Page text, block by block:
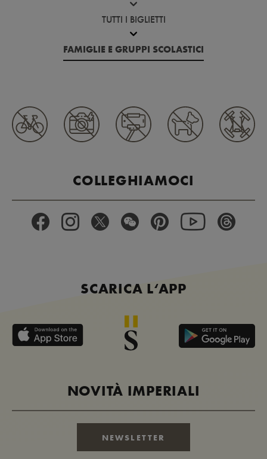
TUTTI I BIGLIETTI
FAMIGLIE E GRUPPI SCOLASTICI
COLLEGHIAMOCI
SCARICA L‘APP
NOVITÀ IMPERIALI
NEWSLETTER